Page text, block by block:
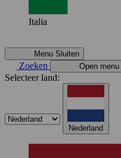
Italia
Menu Sluiten
Zoeken Open menu
Selecteer land:
Nederland